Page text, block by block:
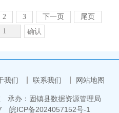
2 3 下一页
尾页
确认
我们 联系我们 网站地图
承办：固镇县数据资源管理局
皖ICP备2024057152号-1